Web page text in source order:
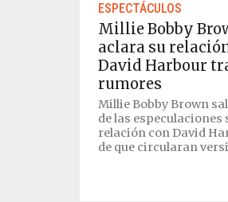
ESPECTÁCULOS
Millie Bobby
aclara su
David Harbour
rumores
Millie Bobby Brown
de las especulaciones
relación con David
de que circularan